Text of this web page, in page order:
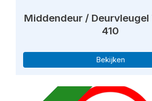
Middendeur / Deurvleugel
410
Bekijken